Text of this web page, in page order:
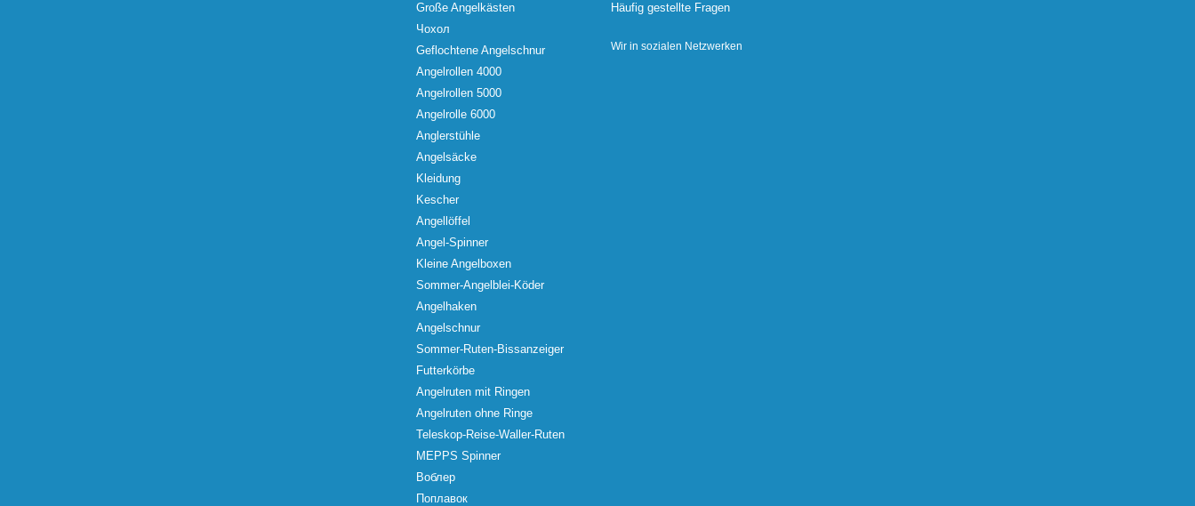
Große Angelkästen
Чохол
Geflochtene Angelschnur
Angelrollen 4000
Angelrollen 5000
Angelrolle 6000
Anglerstühle
Angelsäcke
Kleidung
Kescher
Angellöffel
Angel-Spinner
Kleine Angelboxen
Sommer-Angelblei-Köder
Angelhaken
Angelschnur
Sommer-Ruten-Bissanzeiger
Futterkörbe
Angelruten mit Ringen
Angelruten ohne Ringe
Teleskop-Reise-Waller-Ruten
MEPPS Spinner
Воблер
Поплавок
Häufig gestellte Fragen
Wir in sozialen Netzwerken